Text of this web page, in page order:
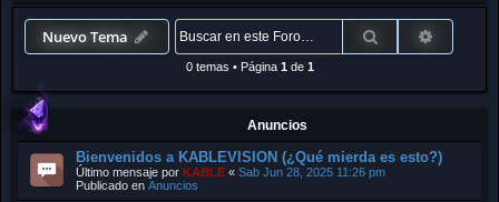
Nuevo Tema Buscar
0 temas • Página 1 de 1
Anuncios
Bienvenidos a KABLEVISION (¿Qué mierda es esto?)
Último mensaje por KABLE « Sab Jun 28, 2025 11:26 pm
Publicado en Anuncios